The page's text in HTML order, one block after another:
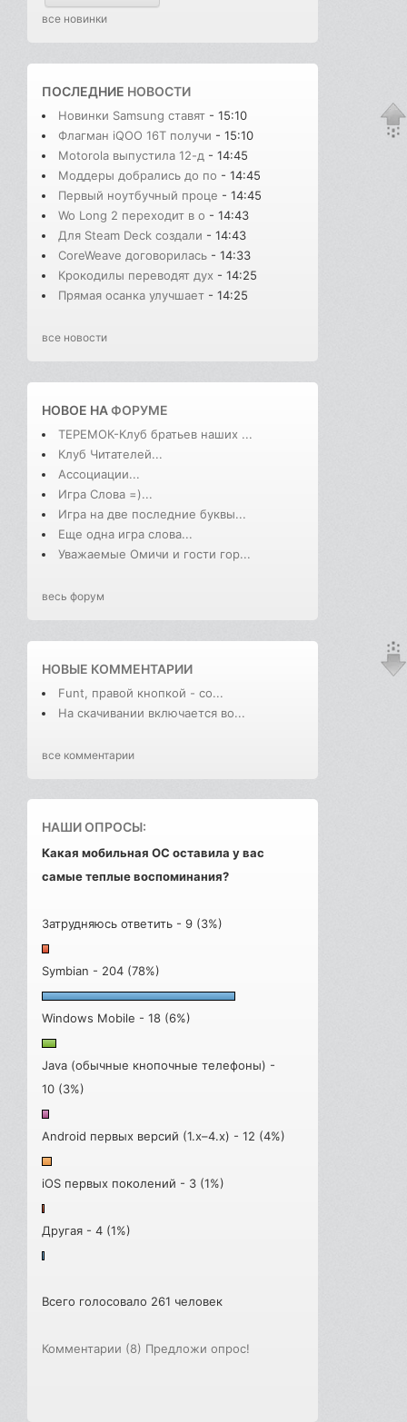
все новинки
ПОСЛЕДНИЕ НОВОСТИ
Новинки Samsung ставят - 15:10
Флагман iQOO 16T получи - 15:10
Motorola выпустила 12-д - 14:45
Моддеры добрались до по - 14:45
Первый ноутбучный проце - 14:45
Wo Long 2 переходит в о - 14:43
Для Steam Deck создали - 14:43
CoreWeave договорилась - 14:33
Крокодилы переводят дух - 14:25
Прямая осанка улучшает - 14:25
все новости
НОВОЕ НАФОРУМЕ
ТЕРЕМОК-Клуб братьев наших ...
Клуб Читателей...
Ассоциации...
Игра Слова =)...
Игра на две последние буквы...
Еще одна игра слова...
Уважаемые Омичи и гости гор...
весь форум
НОВЫЕ КОММЕНТАРИИ
Funt, правой кнопкой - со...
На скачивании включается во...
все комментарии
НАШИ ОПРОСЫ:
Какая мобильная ОС оставила у вас
самые теплые воспоминания?
Затрудняюсь ответить - 9 (3%)
Symbian - 204 (78%)
Windows Mobile - 18 (6%)
Java (обычные кнопочные телефоны) -
10 (3%)
Android первых версий (1.x–4.x) - 12 (4%)
iOS первых поколений - 3 (1%)
Другая - 4 (1%)
Всего голосовало 261 человек
Комментарии (8) Предложи опрос!